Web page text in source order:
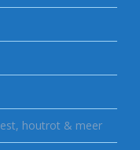
houtrot & meer